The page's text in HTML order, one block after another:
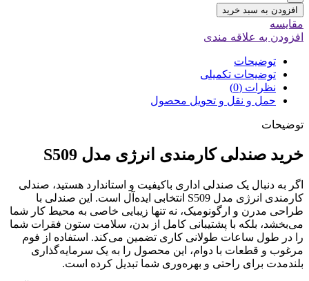
افزودن به سبد خرید
مقایسه
افزودن به علاقه مندی
توضیحات
توضیحات تکمیلی
نظرات (0)
حمل و نقل و تحویل محصول
توضیحات
خرید صندلی کارمندی انرژی مدل S509
اگر به دنبال یک صندلی اداری باکیفیت و استاندارد هستید، صندلی
کارمندی انرژی مدل S509 انتخابی ایده‌آل است. این صندلی با
طراحی مدرن و ارگونومیک، نه تنها زیبایی خاصی به محیط کار شما
می‌بخشد، بلکه با پشتیبانی کامل از بدن، سلامت ستون فقرات شما
را در طول ساعات طولانی کاری تضمین می‌کند. استفاده از فوم
مرغوب و قطعات با دوام، این محصول را به یک سرمایه‌گذاری
بلندمدت برای راحتی و بهره‌وری شما تبدیل کرده است.